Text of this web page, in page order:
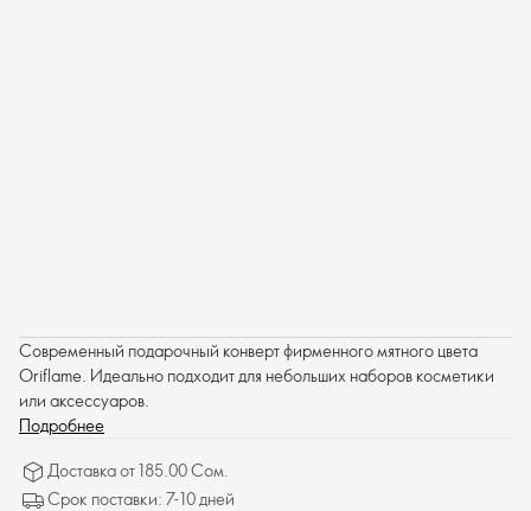
Современный подарочный конверт фирменного мятного цвета
Oriflame. Идеально подходит для небольших наборов косметики
или аксессуаров.
Подробнее
Доставка от 185.00 Сом.
Срок поставки: 7-10 дней